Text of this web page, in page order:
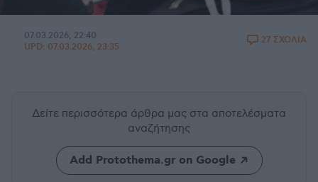
07.03.2026, 22:40
UPD: 07.03.2026, 23:35
27 ΣΧΟΛΙΑ
Δείτε περισσότερα άρθρα μας στα αποτελέσματα
αναζήτησης
Add Protothema.gr on Google